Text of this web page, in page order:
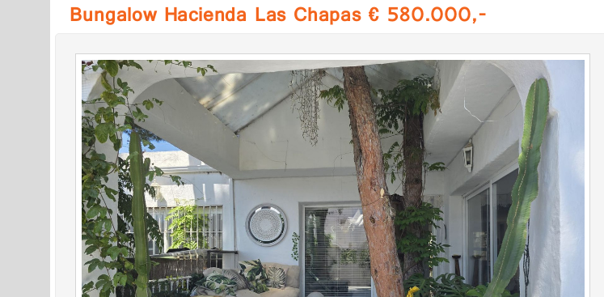
Bungalow Hacienda Las Chapas € 580.000,-